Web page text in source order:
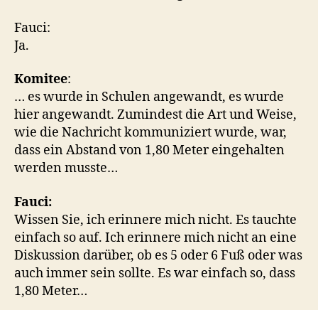
Fauci:
Ja.
Komitee:
… es wurde in Schulen angewandt, es wurde
hier angewandt. Zumindest die Art und Weise,
wie die Nachricht kommuniziert wurde, war,
dass ein Abstand von 1,80 Meter eingehalten
werden musste…
Fauci:
Wissen Sie, ich erinnere mich nicht. Es tauchte
einfach so auf. Ich erinnere mich nicht an eine
Diskussion darüber, ob es 5 oder 6 Fuß oder was
auch immer sein sollte. Es war einfach so, dass
1,80 Meter…